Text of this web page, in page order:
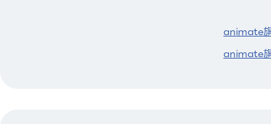
animate
animate